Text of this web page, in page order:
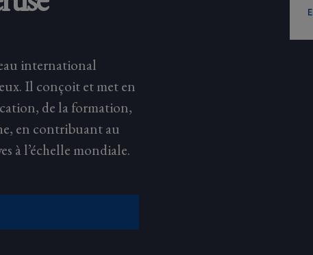
international
Il conçoit et met en
de la formation,
en contribuant au
à l’échelle mondiale.